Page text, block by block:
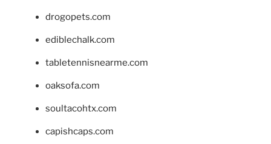
drogopets.com
ediblechalk.com
tabletennisnearme.com
oaksofa.com
soultacohtx.com
capishcaps.com